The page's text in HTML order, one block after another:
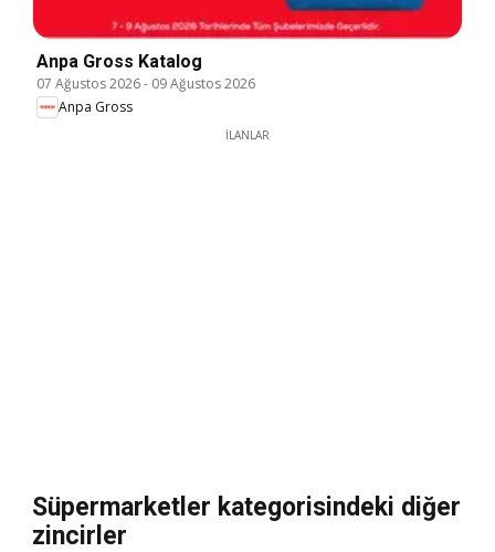
Anpa Gross Katalog
07 Ağustos 2026- 09 Ağustos 2026
Anpa Gross
İLANLAR
Süpermarketler kategorisindeki diğer
zincirler